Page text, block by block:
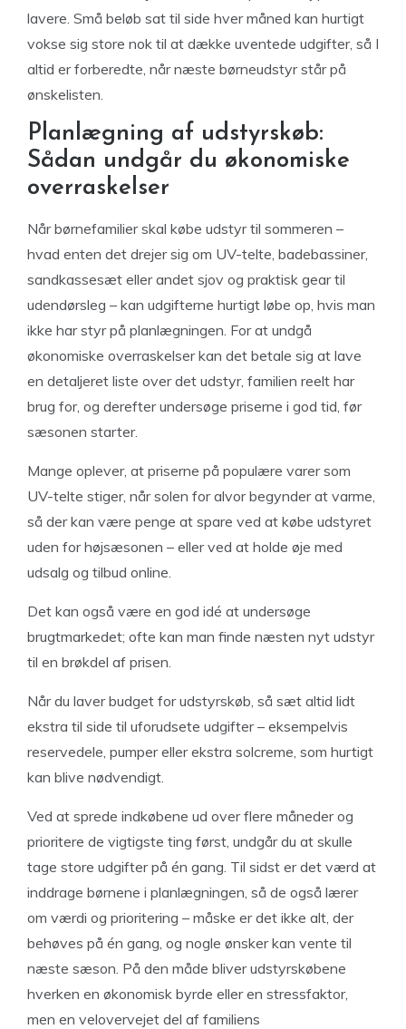
lavere. Små beløb sat til side hver måned kan hurtigt
vokse sig store nok til at dække uventede udgifter, så I
altid er forberedte, når næste børneudstyr står på
ønskelisten.
Planlægning af udstyrskøb:
Sådan undgår du økonomiske
overraskelser
Når børnefamilier skal købe udstyr til sommeren –
hvad enten det drejer sig om UV-telte, badebassiner,
sandkassesæt eller andet sjov og praktisk gear til
udendørsleg – kan udgifterne hurtigt løbe op, hvis man
ikke har styr på planlægningen. For at undgå
økonomiske overraskelser kan det betale sig at lave
en detaljeret liste over det udstyr, familien reelt har
brug for, og derefter undersøge priserne i god tid, før
sæsonen starter.
Mange oplever, at priserne på populære varer som
UV-telte stiger, når solen for alvor begynder at varme,
så der kan være penge at spare ved at købe udstyret
uden for højsæsonen – eller ved at holde øje med
udsalg og tilbud online.
Det kan også være en god idé at undersøge
brugtmarkedet; ofte kan man finde næsten nyt udstyr
til en brøkdel af prisen.
Når du laver budget for udstyrskøb, så sæt altid lidt
ekstra til side til uforudsete udgifter – eksempelvis
reservedele, pumper eller ekstra solcreme, som hurtigt
kan blive nødvendigt.
Ved at sprede indkøbene ud over flere måneder og
prioritere de vigtigste ting først, undgår du at skulle
tage store udgifter på én gang. Til sidst er det værd at
inddrage børnene i planlægningen, så de også lærer
om værdi og prioritering – måske er det ikke alt, der
behøves på én gang, og nogle ønsker kan vente til
næste sæson. På den måde bliver udstyrskøbene
hverken en økonomisk byrde eller en stressfaktor,
men en velovervejet del af familiens